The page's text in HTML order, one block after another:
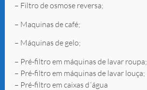
– Filtro de osmose reversa;
– Maquinas de café;
– Máquinas de gelo;
– Pré-filtro em máquinas de lavar roupa;
– Pré-filtro em máquinas de lavar louça;
– Pré-filtro em caixas d´água